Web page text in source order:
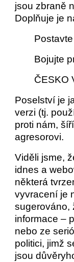
jsou zbraně
Doplňuje je
Bojujte
ČESKO
Poselství je
verzi (tj.
proti nám,
agresorovi.
Viděli jsme,
idnes a
některá
vyvracení je
sugerováno,
informace –
nebo ze
politici, jimž
jsou